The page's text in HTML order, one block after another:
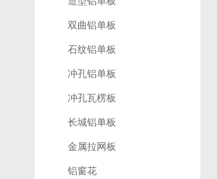
双曲铝单板
石纹铝单板
冲孔铝单板
冲孔瓦楞板
长城铝单板
金属拉网板
铝窗花